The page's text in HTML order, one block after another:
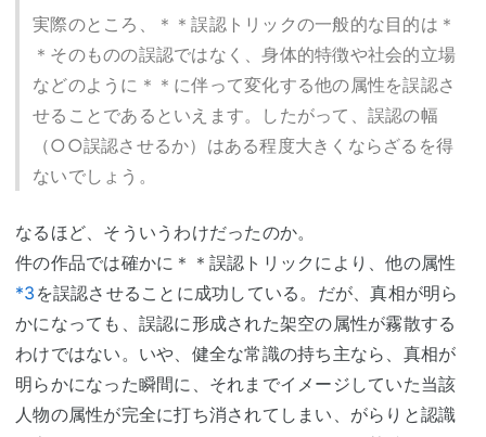
実際のところ、＊＊誤認トリックの一般的な目的は＊
＊そのものの誤認ではなく、身体的特徴や社会的立場
などのように＊＊に伴って変化する他の属性を誤認さ
せることであるといえます。したがって、誤認の幅
（○○誤認させるか）はある程度大きくならざるを得
ないでしょう。
なるほど、そういうわけだったのか。
件の作品では確かに＊＊誤認トリックにより、他の属性
*3 を誤認させることに成功している。だが、真相が明ら
かになっても、誤認に形成された架空の属性が霧散する
わけではない。いや、健全な常識の持ち主なら、真相が
明らかになった瞬間に、それまでイメージしていた当該
人物の属性が完全に打ち消されてしまい、がらりと認識